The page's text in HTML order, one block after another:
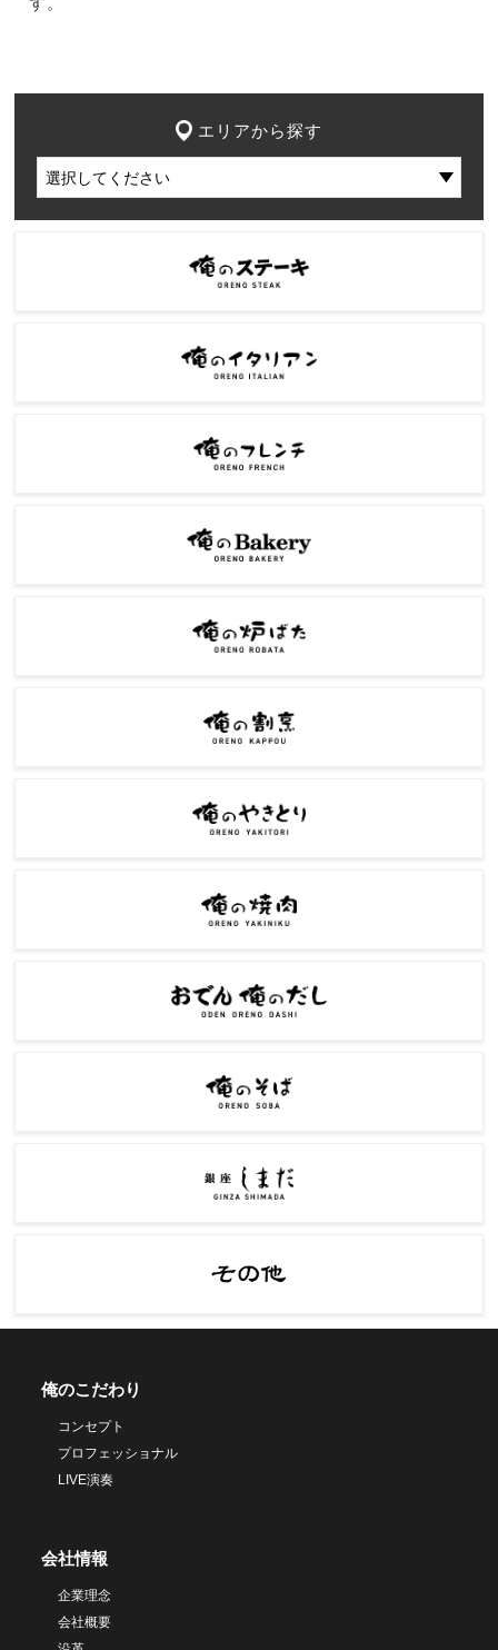
エリアから探す
俺のこだわり
コンセプト
プロフェッショナル
LIVE演奏
会社情報
企業理念
会社概要